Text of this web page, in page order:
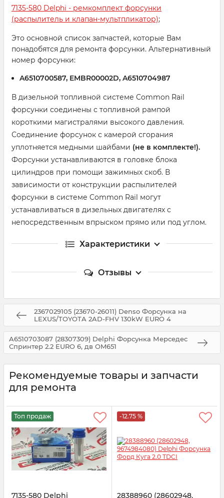
7135-580 Delphi - ремкомплект форсунки
(распылитель и клапан-мультпликатор);
Это основной список запчастей, которые Вам
понадобятся для ремонта форсунки. Альтернативный
номер форсунки:
A6510700587, EMBR00002D, A6510704987
В дизельной топливной системе Common Rail
форсунки соединены с топливной рампой
короткими магистралями высокого давления.
Соединение форсунок с камерой сгорания
уплотняется медными шайбами (не в комплекте!).
Форсунки устанавливаются в головке блока
цилиндров при помощи зажимных скоб. В
зависимости от конструкции распылителей
форсунки в системе Common Rail могут
устанавливаться в дизельных двигателях с
непосредственным впрыском прямо или под углом.
Характеристики
Отзывы
2367029105 (23670-26011) Denso Форсунка на
LEXUS/TOYOTA 2AD-FHV 130kW EURO 4
A6510703087 (28307309) Delphi Форсунка Мерседес
Спринтер 2.2 EURO 6, дв OM651
Рекомендуемые товары и запчасти
для ремонта
Топ продаж
7135-580 Delphi
-12.75 %
28388960 (28602948,